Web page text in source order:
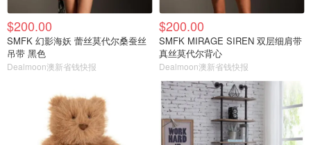
$200.00
SMFK 幻影海妖 蕾丝莫代尔桑蚕丝
吊带 黑色
Dealmoon澳新省钱快报
$200.00
SMFK MIRAGE SIREN 双层细肩带
真丝莫代尔背心
Dealmoon澳新省钱快报